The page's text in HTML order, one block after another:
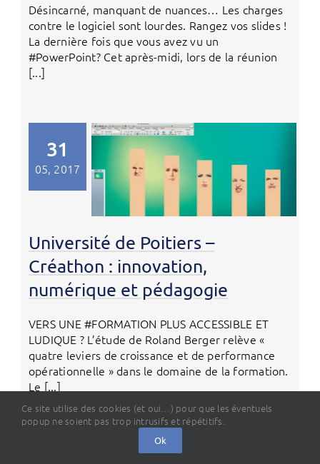
Désincarné, manquant de nuances… Les charges
contre le logiciel sont lourdes. Rangez vos slides !
La dernière fois que vous avez vu un
#PowerPoint? Cet après-midi, lors de la réunion
[...]
31
05, 2017
Université de Poitiers –
Créathon : innovation,
numérique et pédagogie
VERS UNE #FORMATION PLUS ACCESSIBLE ET
LUDIQUE ? L’étude de Roland Berger relève «
quatre leviers de croissance et de performance
opérationnelle » dans le domaine de la formation.
Le [...]
Ce site utilise des cookies (et oui…) pour que les éventuels
popup ne soient pas trop intrusifs et répétitifs.
Ok